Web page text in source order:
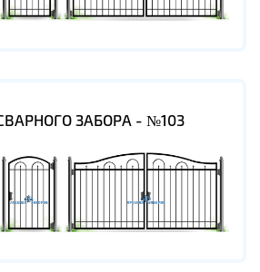
ЗАБОРА - №103